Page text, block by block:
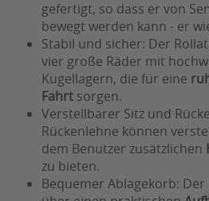
gefertigt, so dass er von
bewegt werden kann - er
Stabil und sicher: Der
vier große Räder mit
Kugellagern, die für eine
Fahrt sorgen.
Verstellbarer Sitz und
Rückenlehne können
dem Benutzer zusätzlichen
zu bieten.
Bequemer Ablagekorb: